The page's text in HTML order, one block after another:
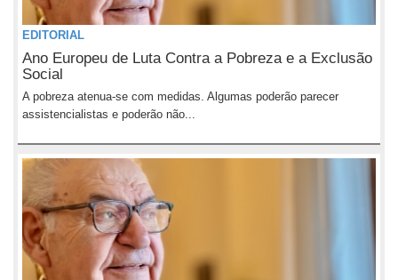
EDITORIAL
Ano Europeu de Luta Contra a Pobreza e a Exclusão
Social
A pobreza atenua-se com medidas. Algumas poderão parecer
assistencialistas e poderão não...